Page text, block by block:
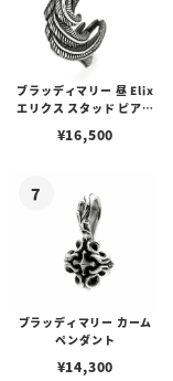
ブラッディマリー 昼 Elix
エリクス スタッド ピアス
¥16,500
ブラッディマリー カーム
ペンダント
¥14,300